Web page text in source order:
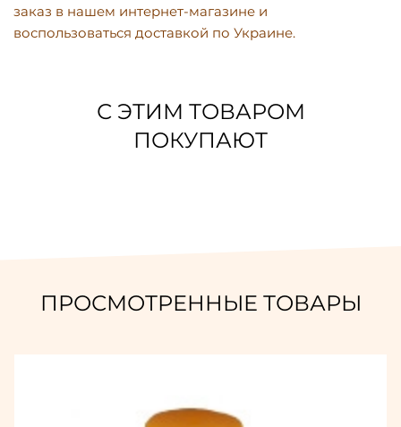
заказ в нашем интернет-магазине и
воспользоваться доставкой по Украине.
С ЭТИМ ТОВАРОМ
ПОКУПАЮТ
ПРОСМОТРЕННЫЕ ТОВАРЫ